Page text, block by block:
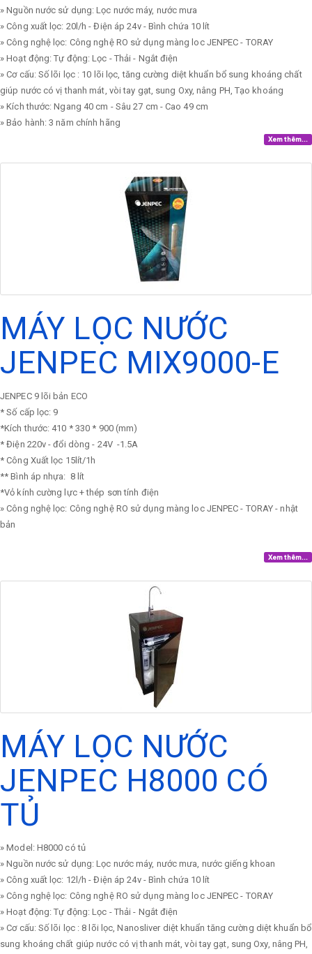
» Nguồn nước sử dụng: Lọc nước máy, nước mưa
» Công xuất lọc: 20l/h - Điện áp 24v - Bình chứa 10 lít
» Công nghệ lọc: Công nghệ RO sử dụng màng loc JENPEC - TORAY
» Hoạt động: Tự động: Lọc - Thải - Ngắt điện
» Cơ cấu: Số lõi lọc : 10 lõi lọc, tăng cường diệt khuẩn bổ sung khoáng chất
giúp nước có vị thanh mát, vòi tay gạt, sung Oxy, nâng PH, Tạo khoáng
» Kích thước: Ngang 40 cm - Sâu 27 cm - Cao 49 cm
» Bảo hành: 3 năm chính hãng
Xem thêm...
MÁY LỌC NƯỚC
JENPEC MIX9000-E
JENPEC 9 lõi bản ECO
* Số cấp lọc: 9
*Kích thước: 410 * 330 * 900 (mm)
* Điện 220v - đổi dòng - 24V -1.5A
* Công Xuất lọc 15lít/1h
** Bình áp nhựa: 8 lít
*Vỏ kính cường lực + thép sơn tính điện
» Công nghệ lọc: Công nghệ RO sử dụng màng loc JENPEC - TORAY - nhật
bản
Xem thêm...
MÁY LỌC NƯỚC
JENPEC H8000 CÓ
TỦ
» Model: H8000 có tủ
» Nguồn nước sử dụng: Lọc nước máy, nước mưa, nước giếng khoan
» Công xuất lọc: 12l/h - Điện áp 24v - Bình chứa 10 lít
» Công nghệ lọc: Công nghệ RO sử dụng màng loc JENPEC - TORAY
» Hoạt động: Tự động: Lọc - Thải - Ngắt điện
» Cơ cấu: Số lõi lọc : 8 lõi lọc, Nanosliver diệt khuẩn tăng cường diệt khuẩn bổ
sung khoáng chất giúp nước có vị thanh mát, vòi tay gạt, sung Oxy, nâng PH,